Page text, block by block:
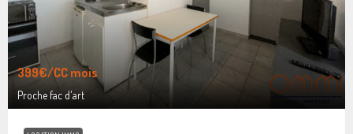
399€/CC mois
Proche fac d'art